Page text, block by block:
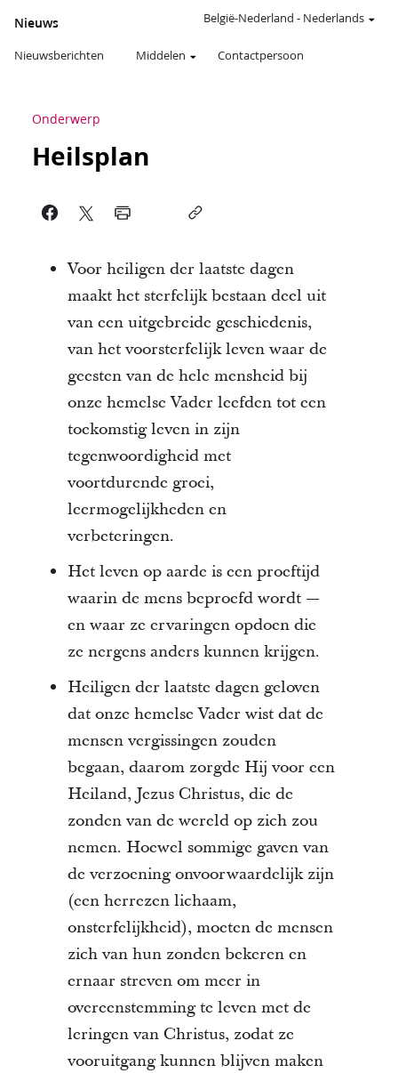
Nieuws
Nieuwsberichten Middelen Contactpersoon
België-Nederland - Nederlands
Onderwerp
Heilsplan
Voor heiligen der laatste dagen
maakt het sterfelijk bestaan deel uit
van een uitgebreide geschiedenis,
van het voorsterfelijk leven waar de
geesten van de hele mensheid bij
onze hemelse Vader leefden tot een
toekomstig leven in zijn
tegenwoordigheid met
voortdurende groei,
leermogelijkheden en
verbeteringen.
Het leven op aarde is een proeftijd
waarin de mens beproefd wordt —
en waar ze ervaringen opdoen die
ze nergens anders kunnen krijgen.
Heiligen der laatste dagen geloven
dat onze hemelse Vader wist dat de
mensen vergissingen zouden
begaan, daarom zorgde Hij voor een
Heiland, Jezus Christus, die de
zonden van de wereld op zich zou
nemen. Hoewel sommige gaven van
de verzoening onvoorwaardelijk zijn
(een herrezen lichaam,
onsterfelijkheid), moeten de mensen
zich van hun zonden bekeren en
ernaar streven om meer in
overeenstemming te leven met de
leringen van Christus, zodat ze
vooruitgang kunnen blijven maken